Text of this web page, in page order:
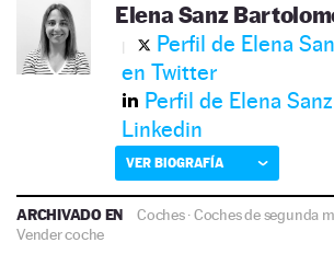
Elena Sanz
Perfil de Elena
en Twitter
Perfil de Elena
Linkedin
VER BIOGRAFÍA
ARCHIVADO EN Coches·Coches de segunda
Vender coche